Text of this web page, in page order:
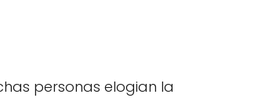
personas elogian la